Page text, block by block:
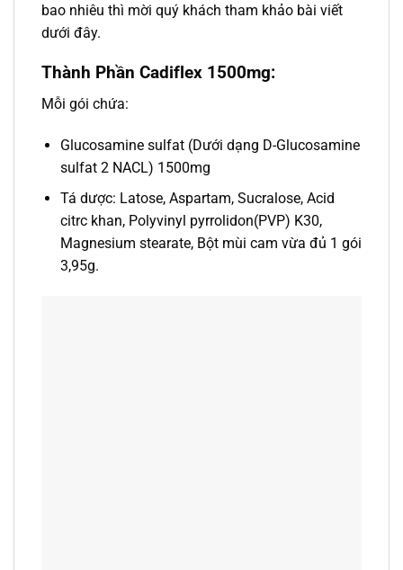
bao nhiêu thì mời quý khách tham khảo bài viết
dưới đây.
Thành Phần Cadiflex 1500mg:
Mỗi gói chứa:
Glucosamine sulfat (Dưới dạng D-Glucosamine
sulfat 2 NACL) 1500mg
Tá dược: Latose, Aspartam, Sucralose, Acid
citrc khan, Polyvinyl pyrrolidon(PVP) K30,
Magnesium stearate, Bột mùi cam vừa đủ 1 gói
3,95g.